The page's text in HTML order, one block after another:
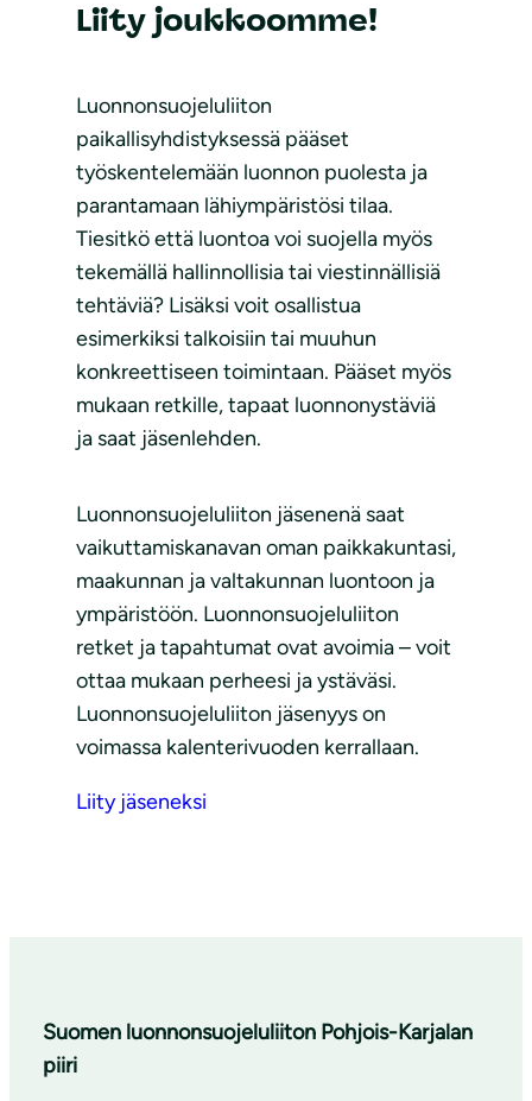
Liity joukkoomme!
Luonnonsuojeluliiton
paikallisyhdistyksessä pääset
työskentelemään luonnon puolesta ja
parantamaan lähiympäristösi tilaa.
Tiesitkö että luontoa voi suojella myös
tekemällä hallinnollisia tai viestinnällisiä
tehtäviä? Lisäksi voit osallistua
esimerkiksi talkoisiin tai muuhun
konkreettiseen toimintaan. Pääset myös
mukaan retkille, tapaat luonnonystäviä
ja saat jäsenlehden.
Luonnonsuojeluliiton jäsenenä saat
vaikuttamiskanavan oman paikkakuntasi,
maakunnan ja valtakunnan luontoon ja
ympäristöön. Luonnonsuojeluliiton
retket ja tapahtumat ovat avoimia – voit
ottaa mukaan perheesi ja ystäväsi.
Luonnonsuojeluliiton jäsenyys on
voimassa kalenterivuoden kerrallaan.
Liity jäseneksi
Suomen luonnonsuojeluliiton Pohjois-Karjalan
piiri